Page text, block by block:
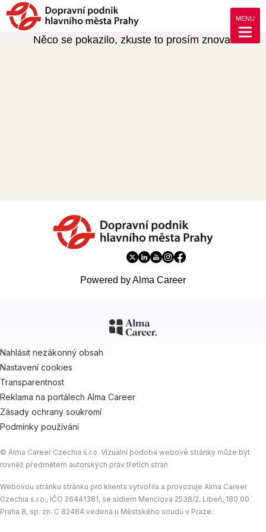
MENU
Něco se pokazilo, zkuste to prosím znova.
Powered by Alma Career
Nahlásit nezákonný obsah
Nastavení cookies
Transparentnost
Reklama na portálech Alma Career
Zásady ochrany soukromí
Podmínky používání
© Alma Career Czechia s.r.o. Vizuální podoba webové stránky může být
rovněž předmětem autorských práv třetích stran
Webovou stránku stránku pro klienta vytvořila a provozuje Alma Career
Czechia s.r.o., IČO 26441381, se sídlem Menclova 2538/2, Libeň, 180 00
Praha 8, sp. zn. C 82484 vedená u Městského soudu v Praze.